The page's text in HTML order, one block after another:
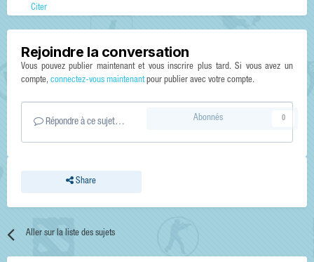
Citer
Rejoindre la conversation
Vous pouvez publier maintenant et vous inscrire plus tard. Si vous avez un
compte, connectez-vous maintenantpour publier avec votre compte.
Répondre à ce sujet…
Share
Abonnés 0
Aller sur la liste des sujets